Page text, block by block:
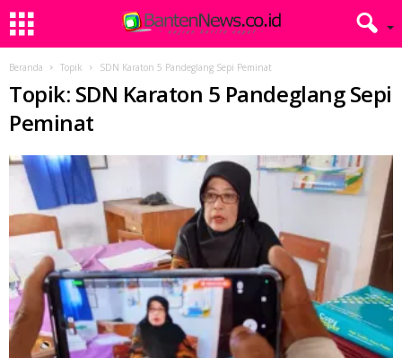
Beranda Topik SDN Karaton 5 Pandeglang Sepi Peminat
Topik: SDN Karaton 5 Pandeglang Sepi
Peminat